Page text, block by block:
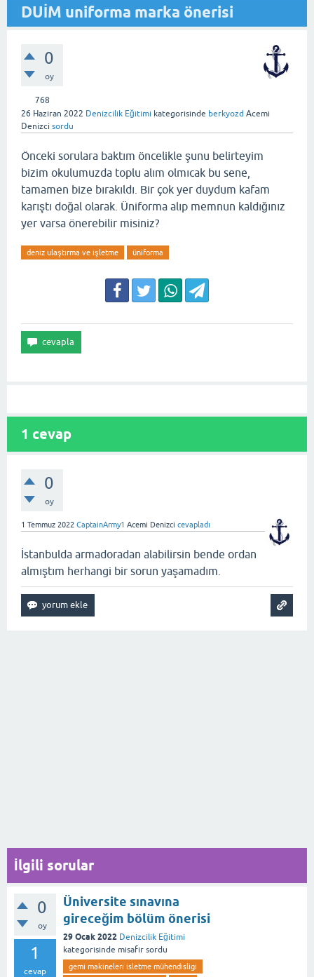
DUİM uniforma marka önerisi
0
oy
768
26 Haziran 2022 Denizcilik Eğitimi kategorisinde berkyozd Acemi
Denizci sordu
Önceki sorulara baktım öncelikle şunu belirteyim
bizim okulumuzda toplu alım olmıcak bu sene,
tamamen bize bırakıldı. Bir çok yer duydum kafam
karıştı doğal olarak. Üniforma alıp memnun kaldığınız
yer varsa önerebilir misiniz?
deniz ulaştırma ve işletme üniforma
1 cevap
0
oy
1 Temmuz 2022 CaptainArmy1 Acemi Denizci cevapladı
İstanbulda armadoradan alabilirsin bende ordan
almıştım herhangi bir sorun yaşamadım.
İlgili sorular
0
oy
1
cevap
Üniversite sınavına
gireceğim bölüm önerisi
29 Ocak 2022 Denizcilik Eğitimi
kategorisinde misafir sordu
gemi makineleri isletme mühendisligi